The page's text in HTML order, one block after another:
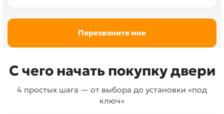
С чего начать покупку двери
4 простых шага — от выбора до установки «под
ключ»